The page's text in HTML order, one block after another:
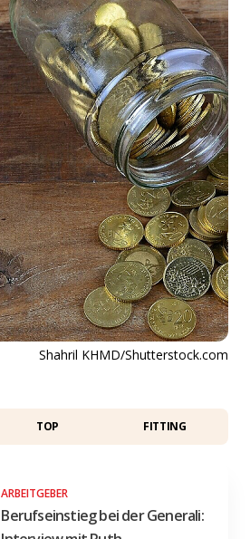
Shahril KHMD/Shutterstock.com
TOP FITTING
ARBEITGEBER
Berufseinstieg bei der Generali: